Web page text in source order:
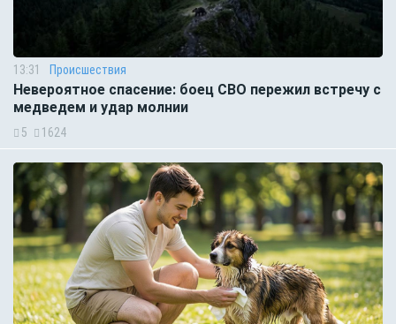
13:31 Происшествия
Невероятное спасение: боец СВО пережил встречу с
медведем и удар молнии
5 1624